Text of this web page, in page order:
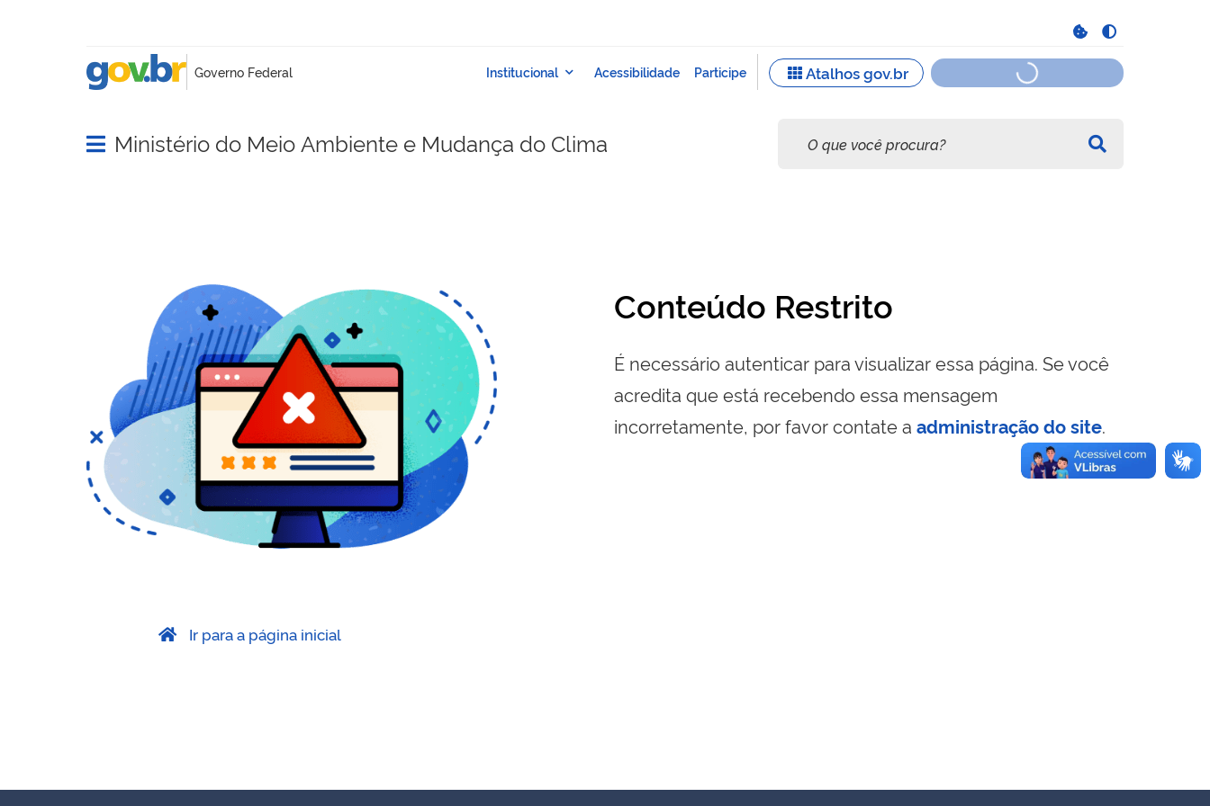
Abrir menu principal de navegação
Ministério do Meio Ambiente e Mudança do Clima
Conteúdo Restrito
É necessário autenticar para visualizar essa página. Se você
acredita que está recebendo essa mensagem
incorretamente, por favor contate a administração do site.
Ir para a página inicial